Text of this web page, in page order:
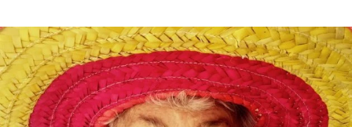
ActiZ zomerserie: de zorg gaat niet op